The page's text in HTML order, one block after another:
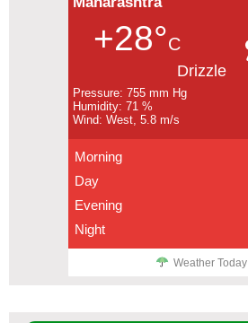
+28°C
Drizzle
Pressure: 755 mm Hg
Humidity: 71 %
Wind: West, 5.8 m/s
Morning
Day
Evening
Night
Weather Today